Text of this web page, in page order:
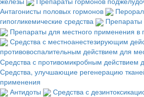
Антагонисты половых гормонов
гипогликемические средства
Препараты
Препараты для местного применения в
Средства с местноанестезирующим
противовоспалительным действием для
Средства с противомикробным действием
Средства, улучшающие регенерацию
применения
Антидоты
Средства с